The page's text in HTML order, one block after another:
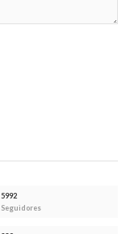
5992
Seguidores